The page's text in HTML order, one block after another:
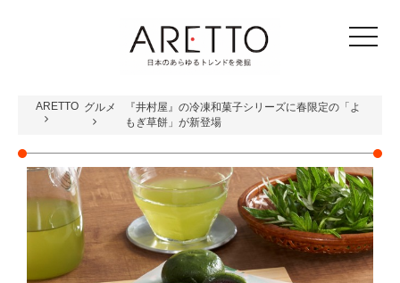
toggle
ARETTO グルメ
『井村屋』の冷凍和菓子シリーズに春限定の「よ
もぎ草餅」が新登場